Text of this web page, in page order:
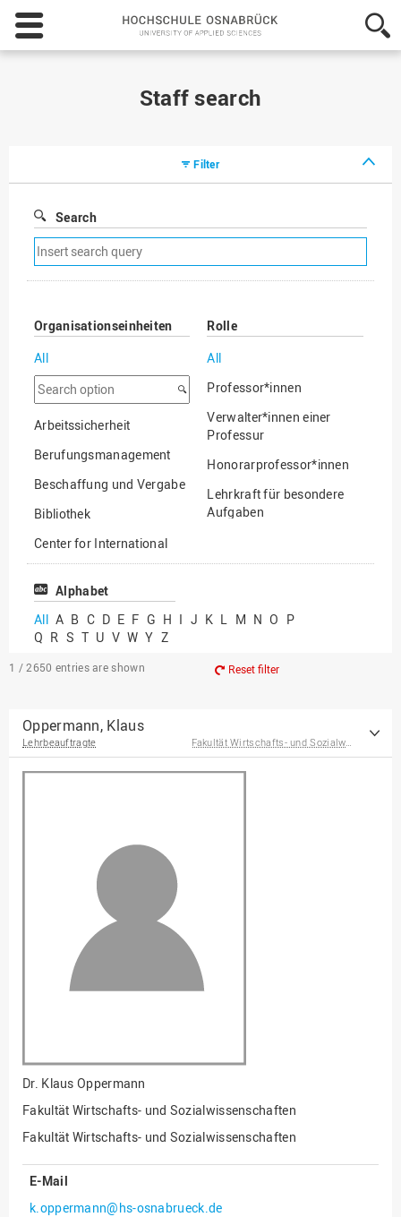
Hochschule
Osnabrück
-
Staff search
Filter
Search
Remove
search
filter
Organisationseinheiten
All
Search
option
Arbeitssicherheit
Berufungsmanagement
Beschaffung und Vergabe
Bibliothek
Center for International
Mobility
Center for International
Chancengerechtigkeit
eLearning Competence
Fakultät
Agrarwissenschaften und
und Informatik
Fakultät Management,
Kultur und Technik
Fakultät Wirtschafts- und
Sozialwissenschaften
Finanzen
Gesellschaftliches
Engagement
Hochschulplanung/-
strategie
Rolle
All
Professor*innen
Verwalter*innen einer
Professur
Honorarprofessor*innen
Lehrkraft für besondere
Aufgaben
Professor*innen im
Alphabet
All A B C D E F G H I J K L M N O P
Q R S T U V W Y Z
1 / 2650 entries are shown Reset filter
Oppermann, Klaus
Lehrbeauftragte
Dr. Klaus Oppermann
Fakultät Wirtschafts- und Sozialwissenschaften
Fakultät Wirtschafts- und Sozialwissenschaften
E-Mail
k.oppermann@hs-osnabrueck.de